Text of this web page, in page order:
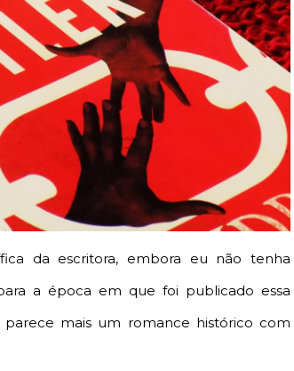
da escritora, embora eu não tenha
a época em que foi publicado essa
mais um romance histórico com